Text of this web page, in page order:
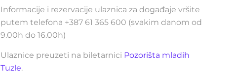
Informacije i rezervacije ulaznica za događaje vršite
putem telefona +387 61 365 600 (svakim danom od
9.00h do 16.00h)
Ulaznice preuzeti na biletarnici Pozorišta mladih
Tuzle.